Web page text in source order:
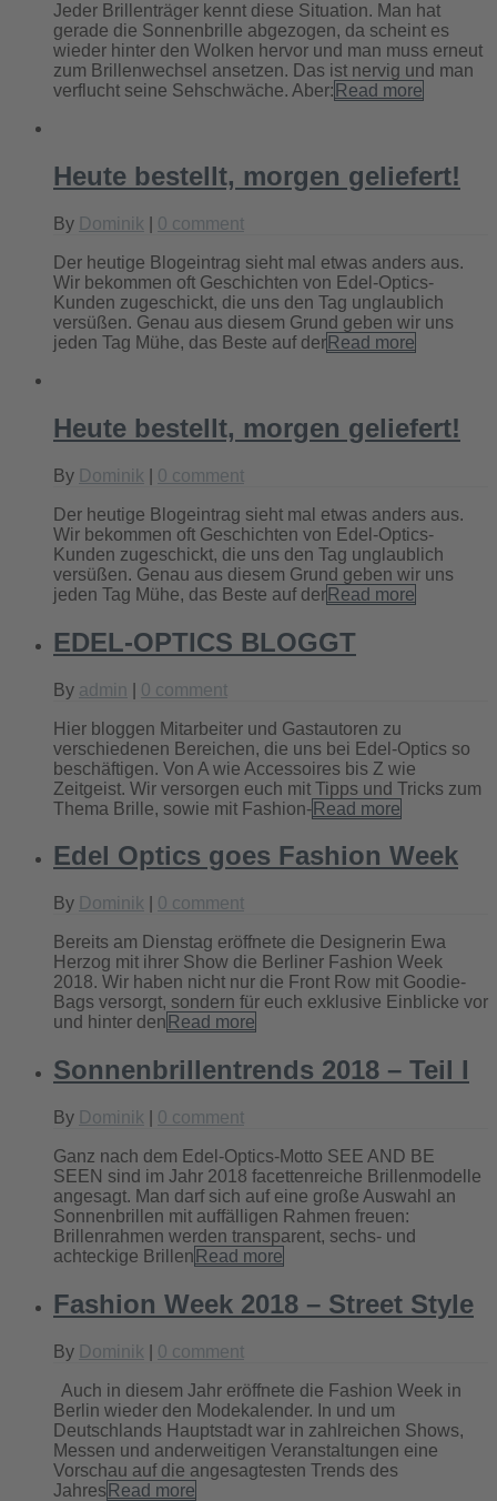
Jeder Brillenträger kennt diese Situation. Man hat
gerade die Sonnenbrille abgezogen, da scheint es
wieder hinter den Wolken hervor und man muss erneut
zum Brillenwechsel ansetzen. Das ist nervig und man
verflucht seine Sehschwäche. Aber: Read more
Heute bestellt, morgen geliefert!
By Dominik 0 comment
Der heutige Blogeintrag sieht mal etwas anders aus.
Wir bekommen oft Geschichten von Edel-Optics-
Kunden zugeschickt, die uns den Tag unglaublich
versüßen. Genau aus diesem Grund geben wir uns
jeden Tag Mühe, das Beste auf der Read more
Heute bestellt, morgen geliefert!
By Dominik 0 comment
Der heutige Blogeintrag sieht mal etwas anders aus.
Wir bekommen oft Geschichten von Edel-Optics-
Kunden zugeschickt, die uns den Tag unglaublich
versüßen. Genau aus diesem Grund geben wir uns
jeden Tag Mühe, das Beste auf der Read more
EDEL-OPTICS BLOGGT
By admin 0 comment
Hier bloggen Mitarbeiter und Gastautoren zu
verschiedenen Bereichen, die uns bei Edel-Optics so
beschäftigen. Von A wie Accessoires bis Z wie
Zeitgeist. Wir versorgen euch mit Tipps und Tricks zum
Thema Brille, sowie mit Fashion- Read more
Edel Optics goes Fashion Week
By Dominik 0 comment
Bereits am Dienstag eröffnete die Designerin Ewa
Herzog mit ihrer Show die Berliner Fashion Week
2018. Wir haben nicht nur die Front Row mit Goodie-
Bags versorgt, sondern für euch exklusive Einblicke vor
und hinter den Read more
Sonnenbrillentrends 2018 – Teil I
By Dominik 0 comment
Ganz nach dem Edel-Optics-Motto SEE AND BE
SEEN sind im Jahr 2018 facettenreiche Brillenmodelle
angesagt. Man darf sich auf eine große Auswahl an
Sonnenbrillen mit auffälligen Rahmen freuen:
Brillenrahmen werden transparent, sechs- und
achteckige Brillen Read more
Fashion Week 2018 – Street Style
By Dominik 0 comment
Auch in diesem Jahr eröffnete die Fashion Week in
Berlin wieder den Modekalender. In und um
Deutschlands Hauptstadt war in zahlreichen Shows,
Messen und anderweitigen Veranstaltungen eine
Vorschau auf die angesagtesten Trends des
Jahres Read more